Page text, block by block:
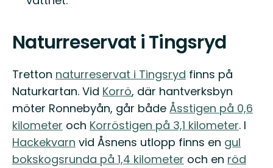
Naturreservat i Tingsryd
Tretton naturreservat i Tingsryd finns på
Naturkartan. Vid Korrö, där hantverksbyn
möter Ronnebyån, går både Åsstigen på 0,6
kilometer och Korröstigen på 3,1 kilometer. I
Hackekvarn vid Åsnens utlopp finns en gul
bokskogsrunda på 1,4 kilometer och en röd